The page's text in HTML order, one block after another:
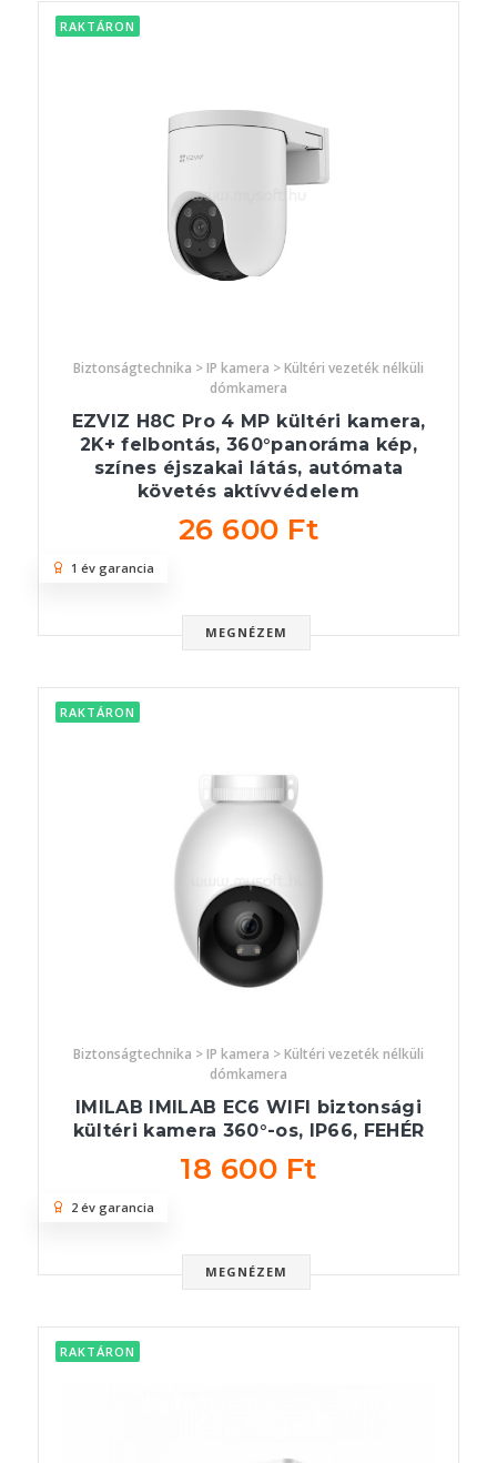
RAKTÁRON
Biztonságtechnika > IP kamera > Kültéri vezeték nélküli
dómkamera
EZVIZ H8C Pro 4 MP kültéri kamera,
2K+ felbontás, 360°panoráma kép,
színes éjszakai látás, autómata
követés aktívvédelem
26 600 Ft
MEGNÉZEM
1 év garancia
RAKTÁRON
Biztonságtechnika > IP kamera > Kültéri vezeték nélküli
dómkamera
IMILAB IMILAB EC6 WIFI biztonsági
kültéri kamera 360°-os, IP66, FEHÉR
18 600 Ft
MEGNÉZEM
2 év garancia
RAKTÁRON